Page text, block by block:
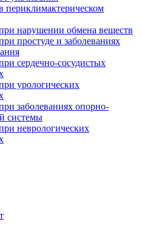
периклимактерическом
нарушении обмена веществ
простуде и заболеваниях
сердечно-сосудистых
урологических
заболеваниях опорно-
системы
неврологических